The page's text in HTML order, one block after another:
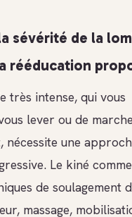
sévérité de la
rééducation
très intense, qui vous
lever ou de
nécessite une
Le kiné
de soulagement
massage,